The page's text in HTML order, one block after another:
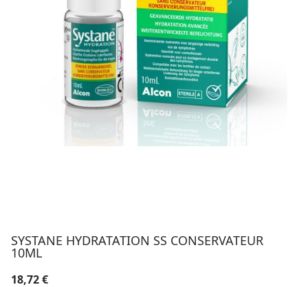
SYSTANE HYDRATATION SS CONSERVATEUR
10ML
18,72€